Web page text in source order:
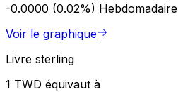
-0.0000 (0.02%) Hebdomadaire
Voir le graphique
Livre sterling
1 TWD équivaut à